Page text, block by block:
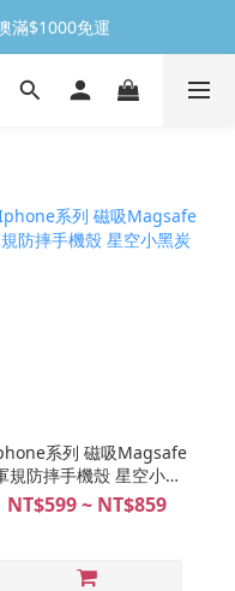
滿$1000免運
系列 磁吸Magsafe
規防摔手機殼 星空小黑
NT$599 ~ NT$859